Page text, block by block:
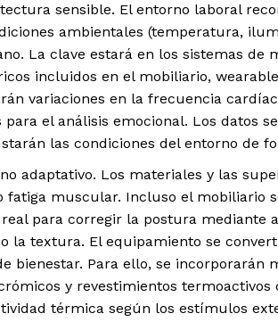
sensible. El entorno laboral
ambientales (temperatura,
La clave estará en los sistemas de
incluidos en el mobiliario,
variaciones en la frecuencia
para el análisis emocional. Los datos
las condiciones del entorno de
adaptativo. Los materiales y las
fatiga muscular. Incluso el mobiliario
para corregir la postura mediante
la textura. El equipamiento se
bienestar. Para ello, se incorporarán
y revestimientos
térmica según los estímulos